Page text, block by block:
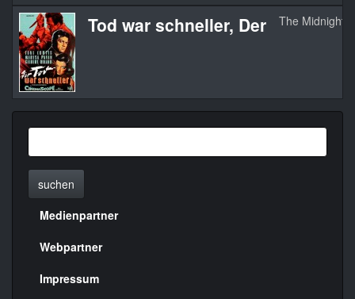
Tod war schneller, Der The Midnight
suchen
Menülinks
rechte
Seite
Medienpartner
Webpartner
Impressum